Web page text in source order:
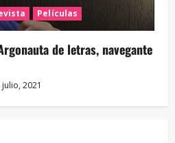
Películas
de letras, navegante
julio, 2021